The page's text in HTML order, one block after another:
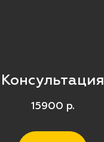
Консультация
15900 р.